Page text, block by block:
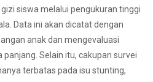
siswa melalui pengukuran tinggi
Data ini akan dicatat dengan
anak dan mengevaluasi
Selain itu, cakupan survei
terbatas pada isu stunting,